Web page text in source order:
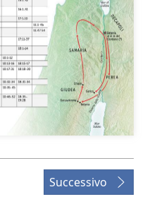
Successivo